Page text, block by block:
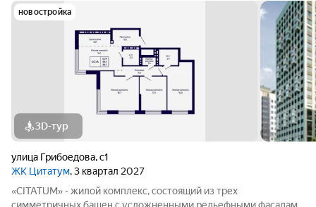
новостройка
3D-тур
улица Грибоедова,с1
ЖК Цитатум, 3 квартал 2027
«CITATUM» - жилой комплекс, состоящий из трех